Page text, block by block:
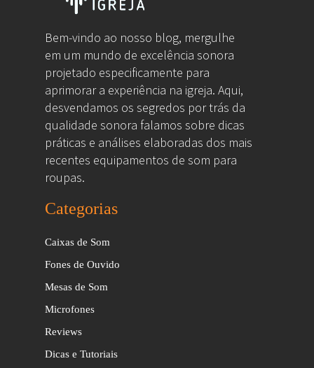
Bem-vindo ao nosso blog, mergulhe
em um mundo de excelência sonora
projetado especificamente para
aprimorar a experiência na igreja. Aqui,
desvendamos os segredos por trás da
qualidade sonora falamos sobre dicas
práticas e análises elaboradas dos mais
recentes equipamentos de som para
roupas.
Categorias
Caixas de Som
Fones de Ouvido
Mesas de Som
Microfones
Reviews
Dicas e Tutoriais